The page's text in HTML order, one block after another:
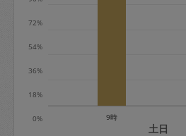
※キャンセル料金の設定
0%
18%
36%
54%
72%
9時
土日